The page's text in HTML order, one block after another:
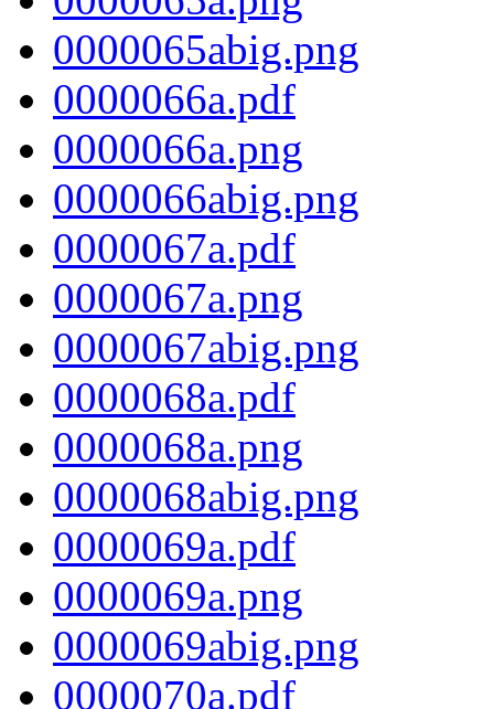
0000065abig.png
0000066a.pdf
0000066a.png
0000066abig.png
0000067a.pdf
0000067a.png
0000067abig.png
0000068a.pdf
0000068a.png
0000068abig.png
0000069a.pdf
0000069a.png
0000069abig.png
0000070a.pdf